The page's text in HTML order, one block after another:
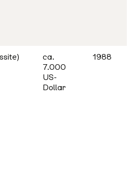
ca.
7.000
US-
Dollar
1988